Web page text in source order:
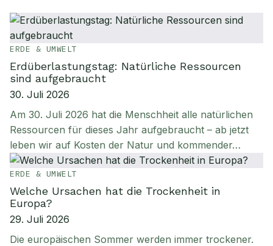
ERDE & UMWELT
Erdüberlastungstag: Natürliche Ressourcen
sind aufgebraucht
30. Juli 2026
Am 30. Juli 2026 hat die Menschheit alle natürlichen
Ressourcen für dieses Jahr aufgebraucht – ab jetzt
leben wir auf Kosten der Natur und kommender…
ERDE & UMWELT
Welche Ursachen hat die Trockenheit in
Europa?
29. Juli 2026
Die europäischen Sommer werden immer trockener.